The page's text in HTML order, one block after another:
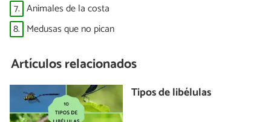
7. Animales de la costa
8. Medusas que no pican
Artículos relacionados
Tipos de libélulas